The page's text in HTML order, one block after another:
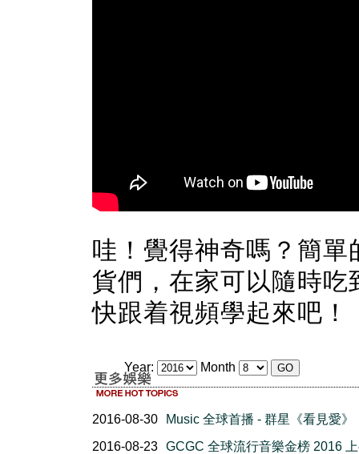
哇！覺得神奇嗎？簡
貨們，在家可以隨時
快跟着視頻學起來吧！
Year: Month
2016-08-30
Music 全球首播 - 群星《看見愛》
2016-08-23 GCGC 全球流行音樂金榜 2016